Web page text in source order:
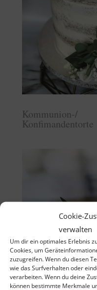
Cookie-
verwalten
Um dir ein optimales Erlebnis
Cookies, um
zuzugreifen. Wenn du diesen
wie das Surfverhalten oder
verarbeiten. Wenn du deine
können bestimmte Merkmale
Kommunion-/
Konfimandentorte